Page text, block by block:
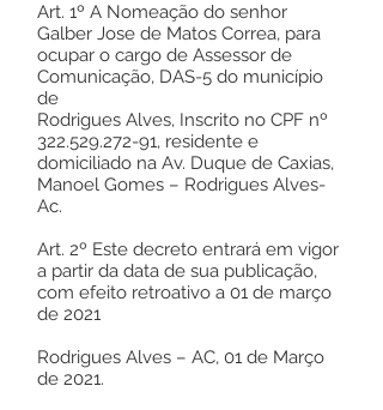
Art. 1º A Nomeação do senhor
Galber Jose de Matos Correa, para
ocupar o cargo de Assessor de
Comunicação, DAS-5 do município
de
Rodrigues Alves, Inscrito no CPF nº
322.529.272-91, residente e
domiciliado na Av. Duque de Caxias,
Manoel Gomes – Rodrigues Alves-
Ac.
Art. 2º Este decreto entrará em vigor
a partir da data de sua publicação,
com efeito retroativo a 01 de março
de 2021
Rodrigues Alves – AC, 01 de Março
de 2021.